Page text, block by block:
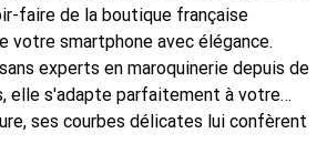
faire de la boutique française
votre smartphone avec élégance.
experts en maroquinerie depuis de
elle s'adapte parfaitement à votre
ses courbes délicates lui confèrent